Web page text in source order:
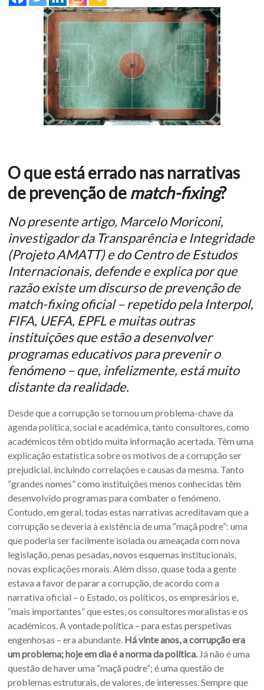
O que está errado nas narrativas
de prevenção de match-fixing?
No presente artigo, Marcelo Moriconi,
investigador da Transparência e Integridade
(Projeto AMATT) e do Centro de Estudos
Internacionais, defende e explica por que
razão existe um discurso de prevenção de
match-fixing oficial – repetido pela Interpol,
FIFA, UEFA, EPFL e muitas outras
instituições que estão a desenvolver
programas educativos para prevenir o
fenómeno – que, infelizmente, está muito
distante da realidade.
Desde que a corrupção se tornou um problema-chave da
agenda política, social e académica, tanto consultores, como
académicos têm obtido muita informação acertada. Têm uma
explicação estatística sobre os motivos de a corrupção ser
prejudicial, incluindo correlações e causas da mesma. Tanto
“grandes nomes” como instituições menos conhecidas têm
desenvolvido programas para combater o fenómeno.
Contudo, em geral, todas estas narrativas acreditavam que a
corrupção se deveria à existência de uma “maçã podre”: uma
que poderia ser facilmente isolada ou ameaçada com nova
legislação, penas pesadas, novos esquemas institucionais,
novas explicações morais. Além disso, quase toda a gente
estava a favor de parar a corrupção, de acordo com a
narrativa oficial – o Estado, os políticos, os empresários e,
“mais importantes” que estes, os consultores moralistas e os
académicos. A vontade política – para estas perspetivas
engenhosas – era abundante. Há vinte anos, a corrupção era
um problema; hoje em dia é a norma da política.Já não é uma
questão de haver uma “maçã podre”; é uma questão de
problemas estruturais, de valores, de interesses. Sempre que